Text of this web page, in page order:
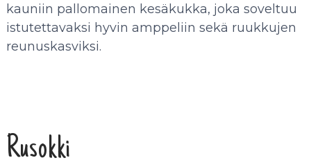
kauniin pallomainen kesäkukka, joka soveltuu
istutettavaksi hyvin amppeliin sekä ruukkujen
reunuskasviksi.
Rusokki